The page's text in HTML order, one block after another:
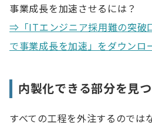
事業成長を加速させるには？
⇒「ITエンジニア採用難の突破
で事業成長を加速」をダウンロ
内製化できる部分を見
すべての工程を外注するのでは